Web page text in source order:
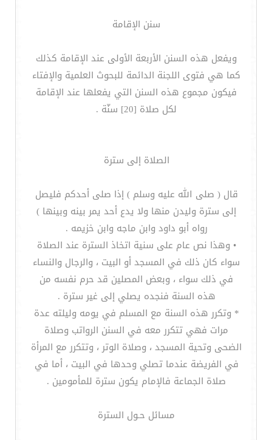
سنن الإقامة
ويفعل هذه السنن الأربعة الأولى عند الإقامة كذلك
كما هي فتوى اللجنة الدائمة للبحوث العلمية والإفتاء
فيكون مجموع هذه السنن التي يفعلها عند الإقامة
لكل صلاة [20] سنّة .
الصلاة إلى سترة
قال ( صلى الله عليه وسلم ) إذا صلى أحدكم فليصل
إلى سترة وليدن منها ولا يدع أحد يمر بينه وبينها )
رواه أبو داود وابن ماجه وابن خزيمه .
• وهذا نص عام على سنية اتخاذ السترة عند الصلاة
سواء كان ذلك في المسجد أو البيت ، والرجال والنساء
في ذلك سواء ، وبعض المصلين قد حرم نفسه من
هذه السنة فنجده يصلي إلى غير سترة .
* وتكرر هذه السنة مع المسلم في يومه وليلته عدة
مرات فهي تتكرر معه في السنن الرواتب وصلاة
الضحى وتحية المسجد ، وصلاة الوتر ، وتتكرر مع المرأة
في الفريضة عندما تصلي وحدها في البيت ، أما في
صلاة الجماعة فالإمام يكون سترة للمأمومين .
مسائل حـول السترة